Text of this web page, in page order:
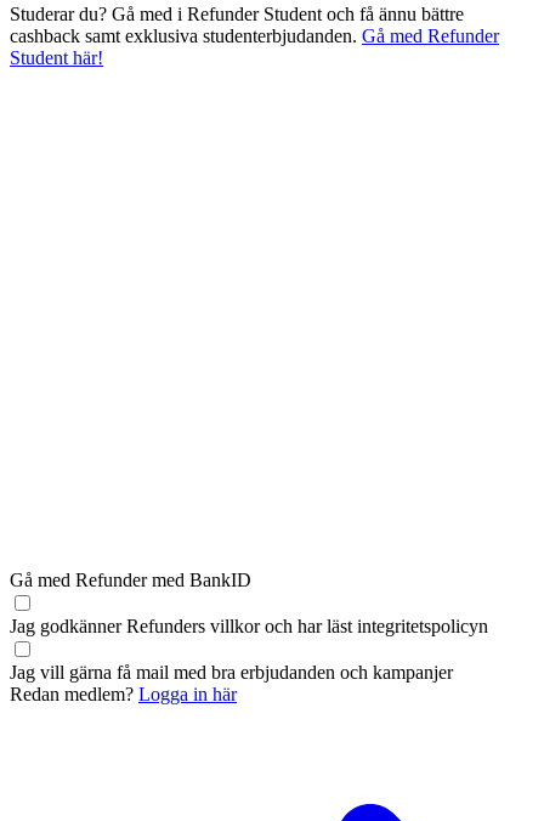
Studerar du? Gå med i Refunder Student och få ännu bättre
cashback samt exklusiva studenterbjudanden. Gå med Refunder
Student här!
Gå med Refunder med BankID
Jag godkänner Refunders villkoroch har läst integritetspolicyn
Jag vill gärna få mail med bra erbjudanden och kampanjer
Redan medlem? Logga in här